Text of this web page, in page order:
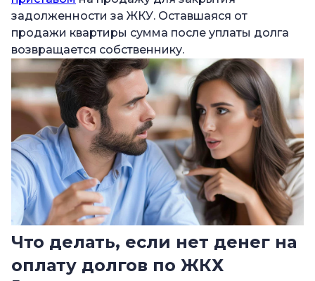
задолженности за ЖКУ. Оставшаяся от
продажи квартиры сумма после уплаты долга
возвращается собственнику.
Что делать, если нет денег на
оплату долгов по ЖКХ